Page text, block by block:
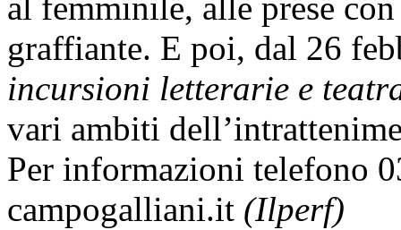
graffiante. E poi, dal 26
incursioni letterarie e
vari ambiti
Per informazioni telefono
campogalliani.it (Ilperf)